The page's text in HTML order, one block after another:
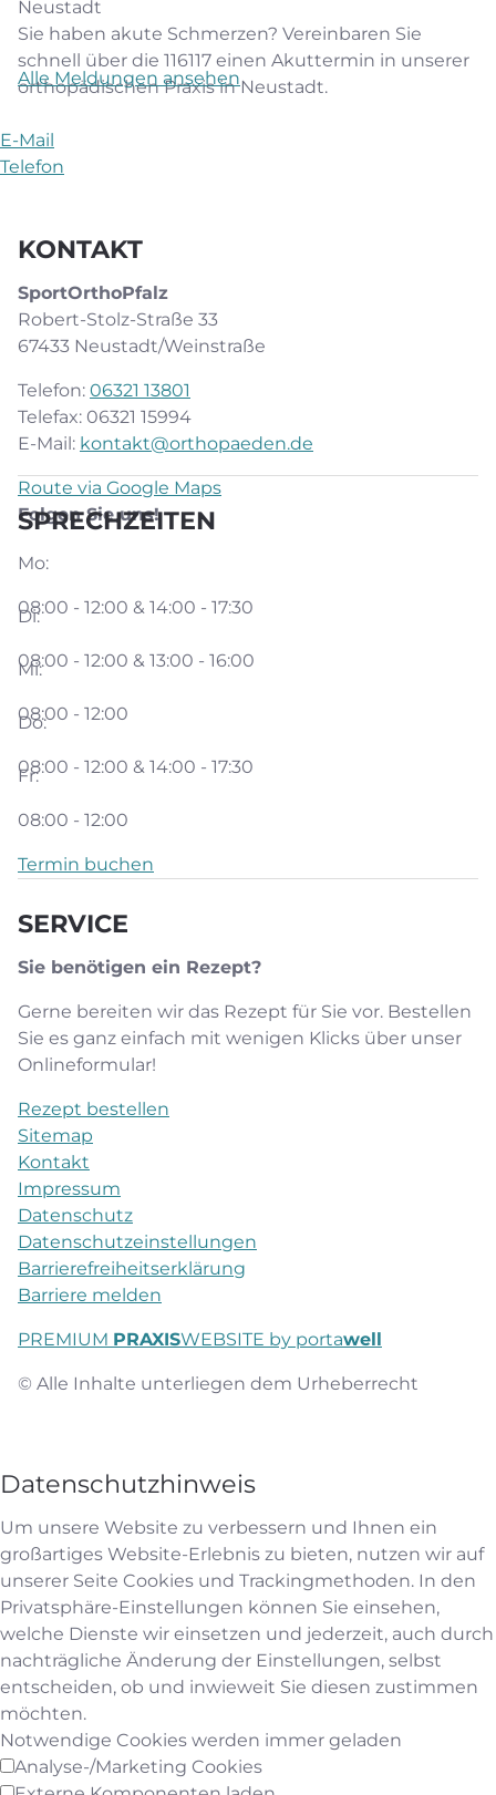
Neustadt
Sie haben akute Schmerzen? Vereinbaren Sie
schnell über die 116117 einen Akuttermin in unserer
orthopädischen Praxis in Neustadt.
Alle Meldungen ansehen
E-Mail
Telefon
KONTAKT
SportOrthoPfalz
Robert-Stolz-Straße 33
67433 Neustadt/Weinstraße
Telefon: 06321 13801
Telefax: 06321 15994
E-Mail: kontakt@orthopaeden.de
Route via Google Maps
Folgen Sie uns!
SPRECHZEITEN
Mo:
08:00 - 12:00 & 14:00 - 17:30
Di:
08:00 - 12:00 & 13:00 - 16:00
Mi:
08:00 - 12:00
Do:
08:00 - 12:00 & 14:00 - 17:30
Fr:
08:00 - 12:00
Termin buchen
SERVICE
Sie benötigen ein Rezept?
Gerne bereiten wir das Rezept für Sie vor. Bestellen
Sie es ganz einfach mit wenigen Klicks über unser
Onlineformular!
Rezept bestellen
Sitemap
Kontakt
Impressum
Datenschutz
Datenschutzeinstellungen
Barrierefreiheitserklärung
Barriere melden
PREMIUM PRAXISWEBSITE by portawell
© Alle Inhalte unterliegen dem Urheberrecht
Datenschutzhinweis
Um unsere Website zu verbessern und Ihnen ein
großartiges Website-Erlebnis zu bieten, nutzen wir auf
unserer Seite Cookies und Trackingmethoden. In den
Privatsphäre-Einstellungen können Sie einsehen,
welche Dienste wir einsetzen und jederzeit, auch durch
nachträgliche Änderung der Einstellungen, selbst
entscheiden, ob und inwieweit Sie diesen zustimmen
möchten.
Notwendige Cookies werden immer geladen
Analyse-/Marketing Cookies